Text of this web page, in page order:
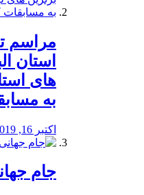
مراسم
استان
های
به
اکتبر 16, 2019
جام